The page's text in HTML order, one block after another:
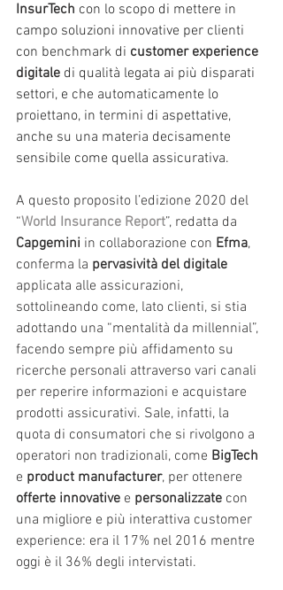
InsurTech con lo scopo di mettere in
campo soluzioni innovative per clienti
con benchmark di customer experience
digitale di qualità legata ai più disparati
settori, e che automaticamente lo
proiettano, in termini di aspettative,
anche su una materia decisamente
sensibile come quella assicurativa.
A questo proposito l’edizione 2020 del
“World Insurance Report”, redatta da
Capgemini in collaborazione con Efma,
conferma la pervasività del digitale
applicata alle assicurazioni,
sottolineando come, lato clienti, si stia
adottando una “mentalità da millennial”,
facendo sempre più affidamento su
ricerche personali attraverso vari canali
per reperire informazioni e acquistare
prodotti assicurativi. Sale, infatti, la
quota di consumatori che si rivolgono a
operatori non tradizionali, come BigTech
e product manufacturer, per ottenere
offerte innovative e personalizzate con
una migliore e più interattiva customer
experience: era il 17% nel 2016 mentre
oggi è il 36% degli intervistati.